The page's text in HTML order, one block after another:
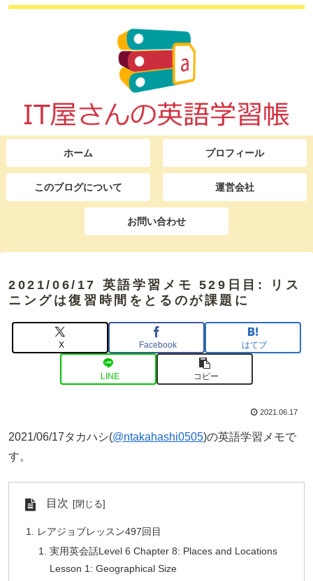
ホーム プロフィール
このブログについて 運営会社
お問い合わせ
2021/06/17 英語学習メモ 529日目: リス
ニングは復習時間をとるのが課題に
X Facebook はてブ
LINE コピー
2021.06.17
2021/06/17タカハシ(@ntakahashi0505)の英語学習メモで
す。
目次
レアジョブレッスン497回目
実用英会話Level 6 Chapter 8: Places and Locations
Lesson 1: Geographical Size